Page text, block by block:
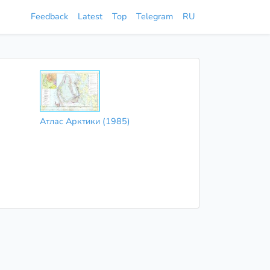
Feedback Latest Top Telegram RU
Атлас Арктики (1985)